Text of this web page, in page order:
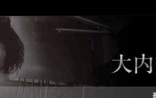
エM.O.Fのシェフブログです。